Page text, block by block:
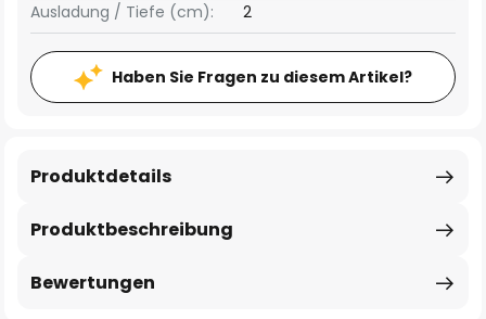
Ausladung / Tiefe (cm): 2
Haben Sie Fragen zu diesem Artikel?
Produktbeschreibung
Produktdetails
Bewertungen